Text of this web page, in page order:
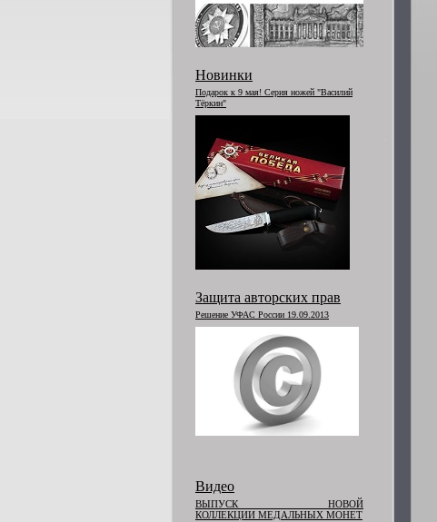
Новинки
Подарок к 9 мая! Серия ножей "Василий
Тёркин"
Защита авторских прав
Решение УФАС России 19.09.2013
Видео
ВЫПУСК НОВОЙ
КОЛЛЕКЦИИ МЕДАЛЬНЫХ МОНЕТ